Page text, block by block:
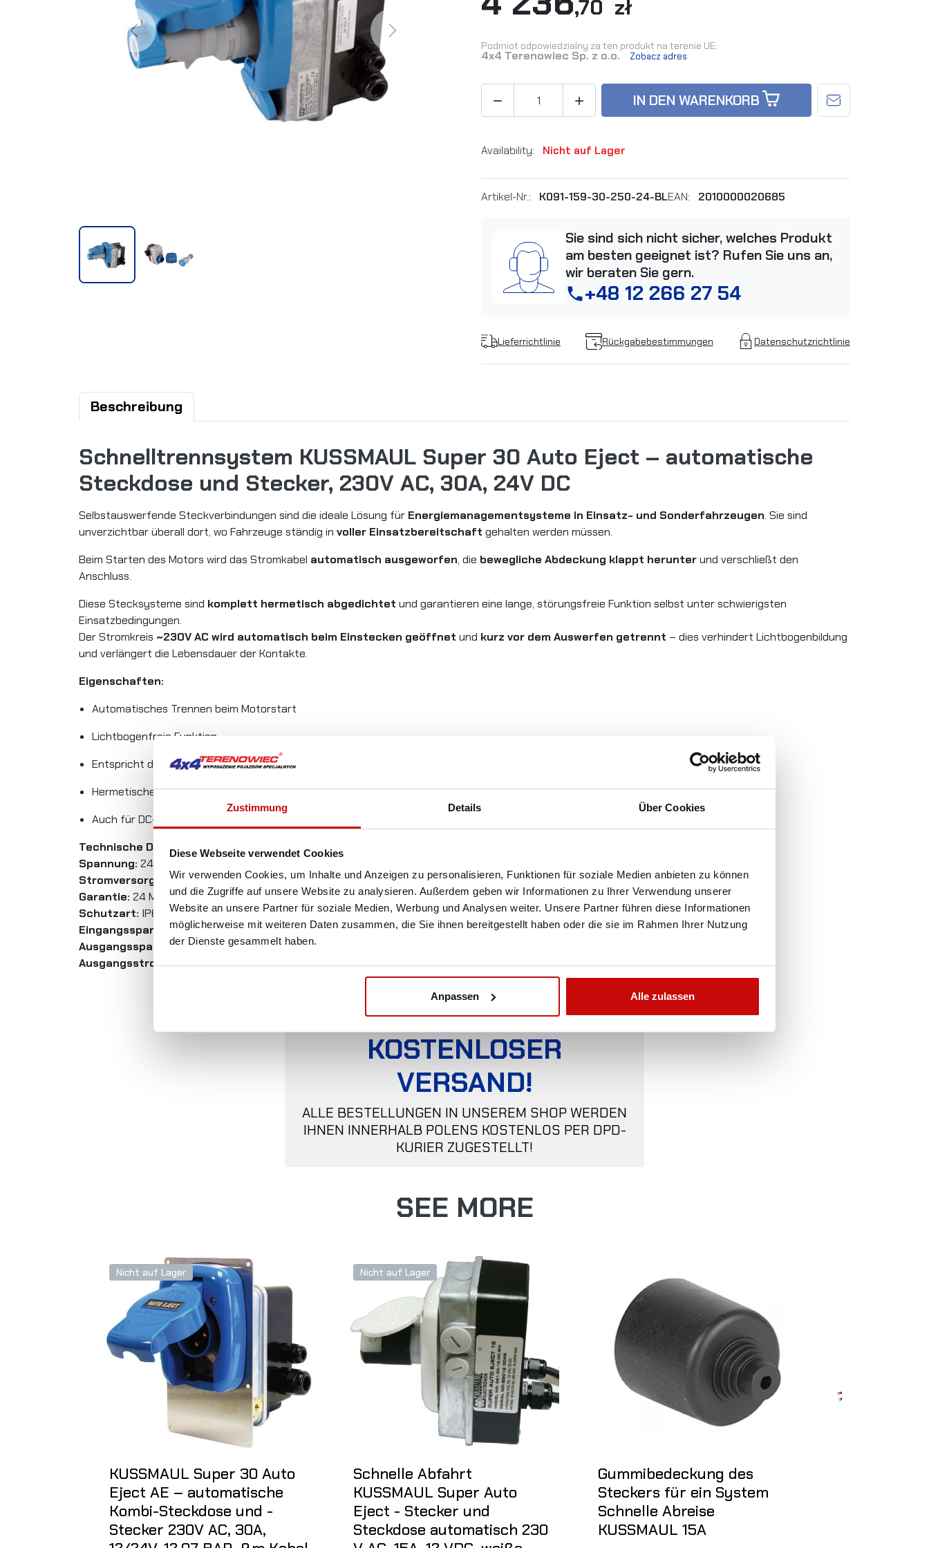
Zustimmung Details Über Cookies
Diese Webseite verwendet Cookies
Wir verwenden Cookies, um Inhalte und Anzeigen zu personalisieren, Funktionen für soziale Medien anbieten zu können
und die Zugriffe auf unsere Website zu analysieren. Außerdem geben wir Informationen zu Ihrer Verwendung unserer
Website an unsere Partner für soziale Medien, Werbung und Analysen weiter. Unsere Partner führen diese Informationen
möglicherweise mit weiteren Daten zusammen, die Sie ihnen bereitgestellt haben oder die sie im Rahmen Ihrer Nutzung
der Dienste gesammelt haben.
Anpassen Alle zulassen
Previous Next
,70 zł
Podmiot odpowiedzialny za ten produkt na terenie UE:
4x4 Terenowiec Sp. z o.o. Zobacz adres
  IN DEN WARENKORB
Availability: Nicht auf Lager
Artikel-Nr.: K091-159-30-250-24-BLEAN: 2010000020685
Sie sind sich nicht sicher, welches Produkt
am besten geeignet ist? Rufen Sie uns an,
wir beraten Sie gern.
phone+48 12 266 27 54
Lieferrichtlinie Rückgabebestimmungen Datenschutzrichtlinie
Beschreibung
Schnelltrennsystem KUSSMAUL Super 30 Auto Eject – automatische
Steckdose und Stecker, 230V AC, 30A, 24V DC
Selbstauswerfende Steckverbindungen sind die ideale Lösung für Energiemanagementsysteme in Einsatz- und Sonderfahrzeugen. Sie sind
unverzichtbar überall dort, wo Fahrzeuge ständig in voller Einsatzbereitschaft gehalten werden müssen.
Beim Starten des Motors wird das Stromkabel automatisch ausgeworfen, die bewegliche Abdeckung klappt herunterund verschließt den
Anschluss.
Diese Stecksysteme sind komplett hermetisch abgedichtet und garantieren eine lange, störungsfreie Funktion selbst unter schwierigsten
Einsatzbedingungen.
Der Stromkreis ~230V AC wird automatisch beim Einstecken geöffnet und kurz vor dem Auswerfen getrennt – dies verhindert Lichtbogenbildung
und verlängert die Lebensdauer der Kontakte.
Eigenschaften:
Automatisches Trennen beim Motorstart
Lichtbogenfreie Funktion
Entspricht der europäischen Norm IEC 60309
Hermetisches Gehäuse
Auch für DC-DC-Konfigurationen geeignet
Technische Daten:
Spannung: 24V
Stromversorgung:30A / 230V
Garantie: 24 Monate
Schutzart: IP64 (mit geschlossener Abdeckung); IP42 (mit eingestecktem Stecker)
Eingangsspannung:24V DC
Ausgangsspannung:230V AC
Ausgangsstrom:30A
KOSTENLOSER
VERSAND!
ALLE BESTELLUNGEN IN UNSEREM SHOP WERDEN
IHNEN INNERHALB POLENS KOSTENLOS PER DPD-
KURIER ZUGESTELLT!
SEE MORE
Nicht auf Lager
KUSSMAUL Super 30 Auto
Eject AE – automatische
Kombi-Steckdose und -
Stecker 230V AC, 30A,
Nicht auf Lager
Schnelle Abfahrt
KUSSMAUL Super Auto
Eject - Stecker und
Steckdose automatisch 230
Gummibedeckung des
Steckers für ein System
Schnelle Abreise
KUSSMAUL 15A